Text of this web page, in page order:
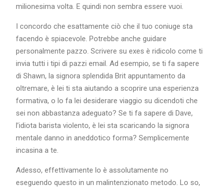
milionesima volta. E quindi non sembra essere vuoi.
I concordo che esattamente ciò che il tuo coniuge sta
facendo è spiacevole. Potrebbe anche guidare
personalmente pazzo. Scrivere su exes è ridicolo come ti
invia tutti i tipi di pazzi email. Ad esempio, se ti fa sapere
di Shawn, la signora splendida Brit appuntamento da
oltremare, è lei ti sta aiutando a scoprire una esperienza
formativa, o lo fa lei desiderare viaggio su dicendoti che
sei non abbastanza adeguato? Se ti fa sapere di Dave,
l’idiota barista violento, è lei sta scaricando la signora
mentale danno in aneddotico forma? Semplicemente
incasina a te.
Adesso, effettivamente lo è assolutamente no
eseguendo questo in un malintenzionato metodo. Lo so,